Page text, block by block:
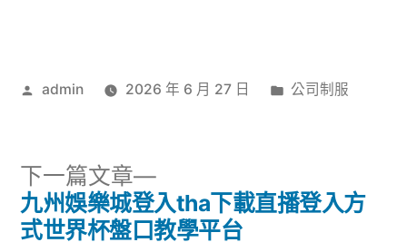
作
admin 2026 年 6 月 27 日
分
公司制服
文
下一篇文章
下
一
篇
九州娛樂城登入tha下載直播登入方
式世界杯盤口教學平台